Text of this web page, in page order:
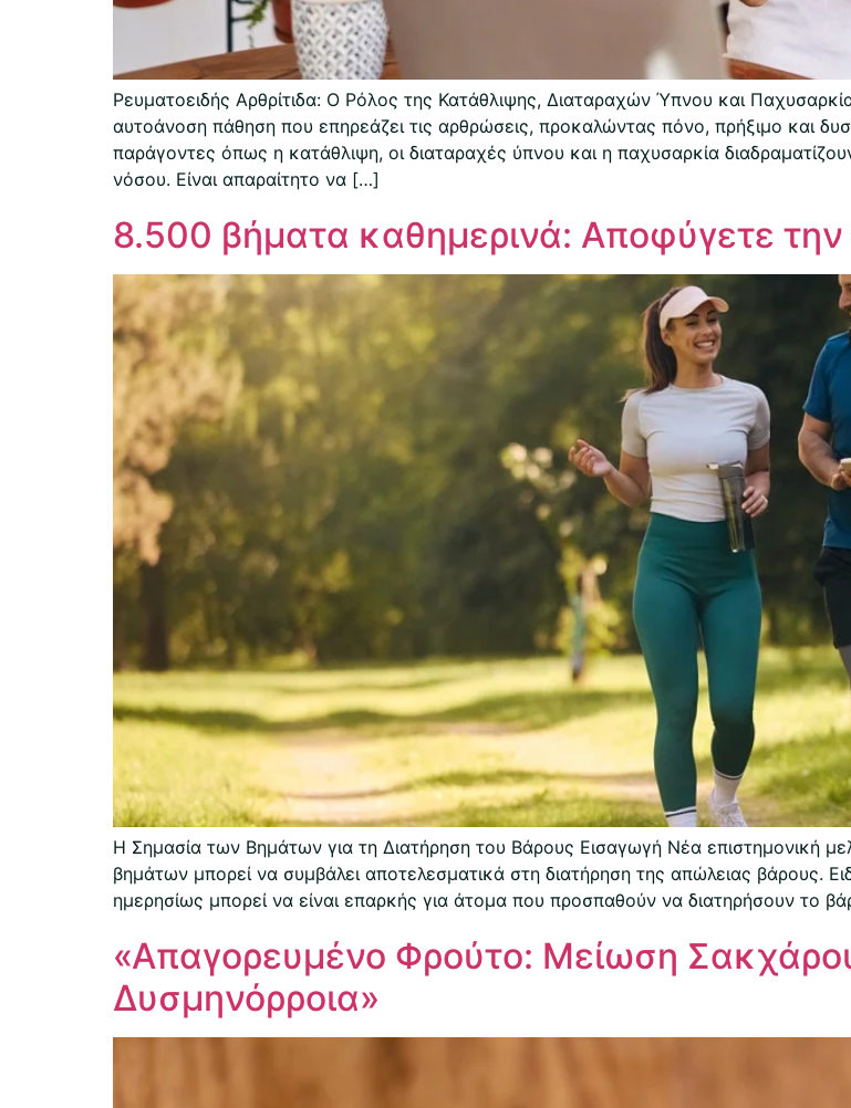
Ρευματοειδής Αρθρίτιδα: Ο Ρόλος της Κατάθλιψης, Διαταραχών Ύπνου και
αυτοάνοση πάθηση που επηρεάζει τις αρθρώσεις, προκαλώντας πόνο, πρήξιμο και
παράγοντες όπως η κατάθλιψη, οι διαταραχές ύπνου και η παχυσαρκία
νόσου. Είναι απαραίτητο να […]
8.500 βήματα καθημερινά: Αποφύγετε
Η Σημασία των Βημάτων για τη Διατήρηση του Βάρους Εισαγωγή Νέα επιστημονική
βημάτων μπορεί να συμβάλει αποτελεσματικά στη διατήρηση της απώλειας βάρους.
ημερησίως μπορεί να είναι επαρκής για άτομα που προσπαθούν να διατηρήσουν το
«Απαγορευμένο Φρούτο: Μείωση
Δυσμηνόρροια»